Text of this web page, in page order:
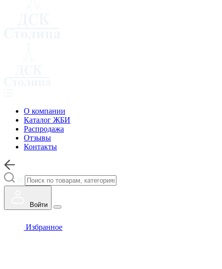
О компании
Каталог ЖБИ
Распродажа
Отзывы
Контакты
Войти
Избранное